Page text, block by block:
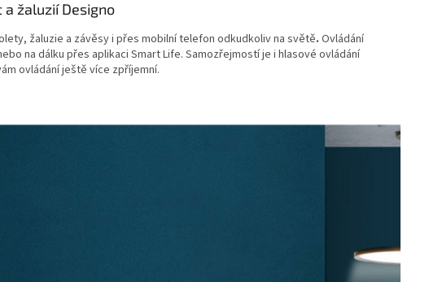
žaluzií Designo
žaluzie a závěsy i přes mobilní telefon odkudkoliv na světě. Ovládání
na dálku přes aplikaci Smart Life. Samozřejmostí je i hlasové ovládání
ovládání ještě více zpříjemní.